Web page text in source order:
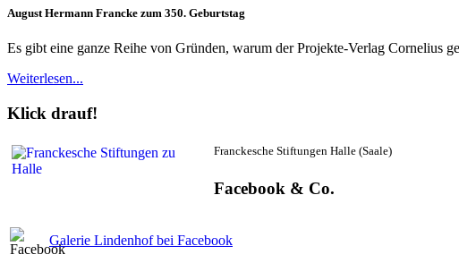
August Hermann Francke zum 350. Geburtstag
Es gibt eine ganze Reihe von Gründen, warum der Projekte-Verlag Cornelius
Weiterlesen...
Klick drauf!
Franckesche Stiftungen Halle (Saale)
Facebook & Co.
Galerie Lindenhof bei Facebook